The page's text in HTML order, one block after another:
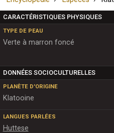
CARACTÉRISTIQUES PHYSIQUES
TYPE DE PEAU
Verte à marron foncé
DONNÉES SOCIOCULTURELLES
PLANÈTE D'ORIGINE
Klatooine
LANGUES PARLÉES
Huttese